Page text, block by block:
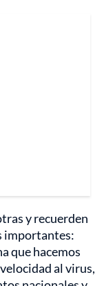
y recuerden
importantes:
que hacemos
al virus,